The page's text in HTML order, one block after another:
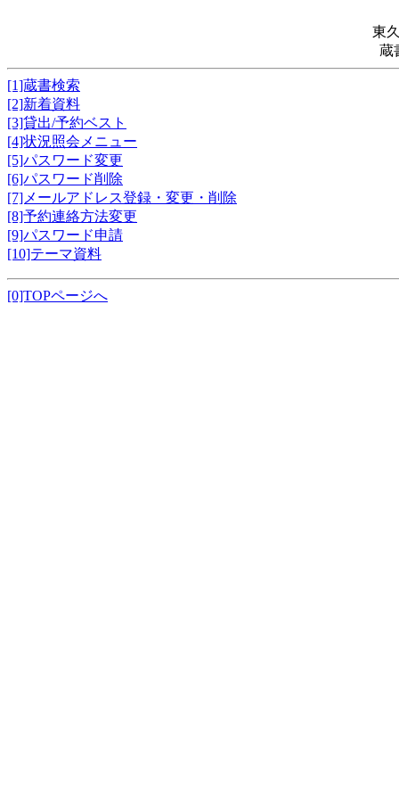
東
蔵
[1]蔵書検索
[2]新着資料
[3]貸出/予約ベスト
[4]状況照会メニュー
[5]パスワード変更
[6]パスワード削除
[7]メールアドレス登録・変更・削除
[8]予約連絡方法変更
[9]パスワード申請
[10]テーマ資料
[0]TOPページへ